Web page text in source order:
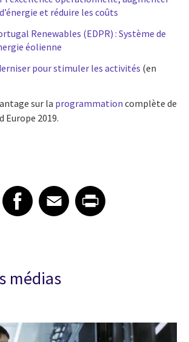
et réduire les coûts
Renewables (EDPR) : Système de
éolienne
pour stimuler les activités (en
sur la programmation complète de
Europe 2019.
X
Share article on Facebook
Facebook
Share article on Email
EmailShare article on Print
médias